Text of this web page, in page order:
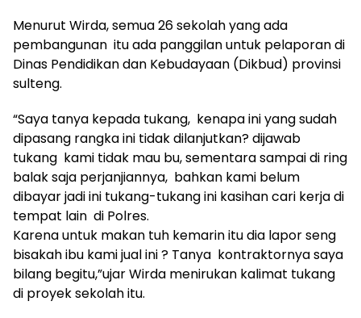
Menurut Wirda, semua 26 sekolah yang ada
pembangunan itu ada panggilan untuk pelaporan di
Dinas Pendidikan dan Kebudayaan (Dikbud) provinsi
sulteng.
“Saya tanya kepada tukang, kenapa ini yang sudah
dipasang rangka ini tidak dilanjutkan? dijawab
tukang kami tidak mau bu, sementara sampai di ring
balak saja perjanjiannya, bahkan kami belum
dibayar jadi ini tukang-tukang ini kasihan cari kerja di
tempat lain di Polres.
Karena untuk makan tuh kemarin itu dia lapor seng
bisakah ibu kami jual ini ? Tanya kontraktornya saya
bilang begitu,”ujar Wirda menirukan kalimat tukang
di proyek sekolah itu.